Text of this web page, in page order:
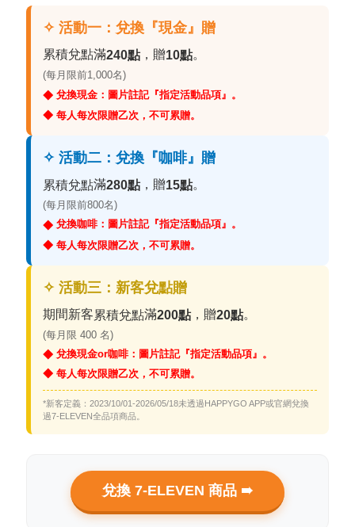
✧ 活動一：兌換『現金』贈
累積兌點滿240點 ，贈10點。
(每月限前1,000名)
◆兌換現金：圖片註記『指定活動品項』。
◆ 每人每次限贈乙次，不可累贈。
✧ 活動二：兌換『咖啡』贈
累積兌點滿280點 ，贈15點。
(每月限前800名)
◆兌換咖啡：圖片註記『指定活動品項』。
◆ 每人每次限贈乙次，不可累贈。
✧ 活動三：新客兌點贈
期間新客累積兌點滿200點 ，贈20點。
(每月限 400 名)
◆兌換現金or咖啡：圖片註記『指定活動品項』。
◆ 每人每次限贈乙次，不可累贈。
*新客定義：2023/10/01-2026/05/18未透過HAPPYGO APP或官網兌換
過7-ELEVEN全品項商品。
兌換 7-ELEVEN 商品 ➠